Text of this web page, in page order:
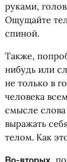
руками,
Ощущайте
спиной.
Также,
нибудь или
не только в
человека
смысле
выражать
телом. Как